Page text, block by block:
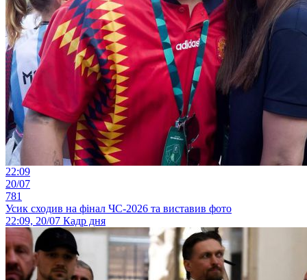
22:09
20/07
781
Усик сходив на фінал ЧС-2026 та виставив фото
22:09, 20/07 Кадр дня